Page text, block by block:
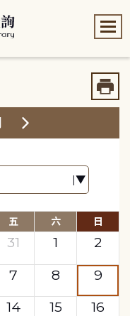
五 六 日
31 1
2
7 8
9
14 15
16